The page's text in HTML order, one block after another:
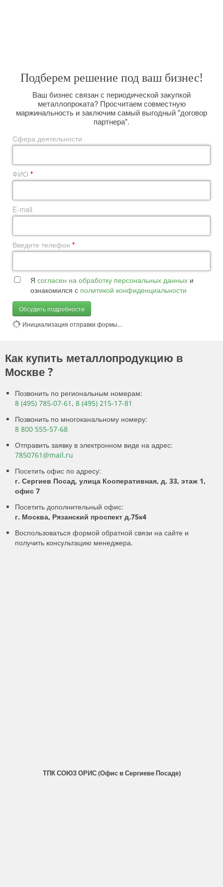
Подберем решение под ваш бизнес!
Ваш бизнес связан с периодической закупкой
металлопроката? Просчитаем совместную
маржинальность и заключим самый выгодный "договор
партнера".
Сфера деятельности
ФИО *
E-mail
Введите телефон *
Я согласен на обработку персональных данных и
ознакомился с политикой конфиденциальности
Обсудить подробности
Инициализация отправки формы...
Как купить металлопродукцию в
Москве ?
Позвонить по региональным номерам:
8 (495) 785-07-61 , 8 (495) 215-17-81
Позвонить по многоканальному номеру:
8 800 555-57-68
Отправить заявку в электронном виде на адрес:
7850761@mail.ru
Посетить офис по адресу:
г. Сергиев Посад, улица Кооперативная, д. 33, этаж 1,
офис 7
Посетить дополнительный офис:
г. Москва, Рязанский проспект д.75к4
Воспользоваться формой обратной связи на сайте и
получить консультацию менеджера.
ТПК СОЮЗ ОРИС (Офис в Сергиеве Посаде)